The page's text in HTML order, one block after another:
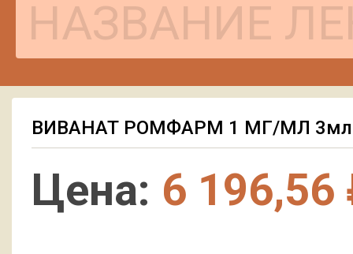
ВИВАНАТ РОМФАРМ 1 МГ/МЛ
Цена: 6 196,56